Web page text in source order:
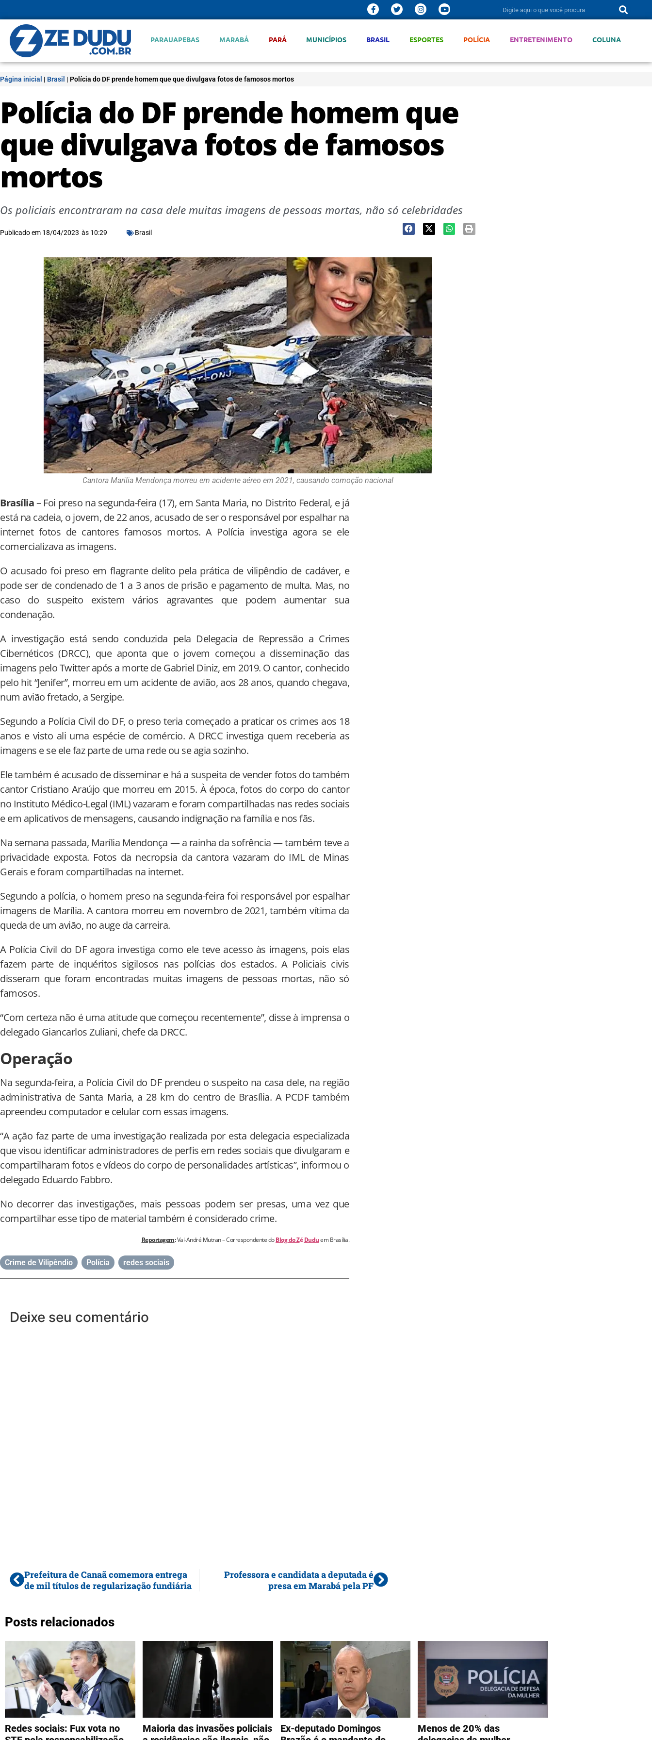
PARAUAPEBAS MARABÁ PARÁ MUNICÍPIOS BRASIL ESPORTES POLÍCIA ENTRETENIMENTO COLUNA
Página inicial | Brasil | Polícia do DF prende homem que que divulgava fotos de famosos mortos
Polícia do DF prende homem que
que divulgava fotos de famosos
mortos
Os policiais encontraram na casa dele muitas imagens de pessoas mortas, não só celebridades
Publicado em 18/04/2023 às 10:29 Brasil
Cantora Marilia Mendonça morreu em acidente aéreo em 2021, causando comoção nacional
Brasília– Foi preso na segunda-feira (17), em Santa Maria, no Distrito Federal, e já
está na cadeia, o jovem, de 22 anos, acusado de ser o responsável por espalhar na
internet fotos de cantores famosos mortos. A Polícia investiga agora se ele
comercializava as imagens.
O acusado foi preso em flagrante delito pela prática de vilipêndio de cadáver, e
pode ser de condenado de 1 a 3 anos de prisão e pagamento de multa. Mas, no
caso do suspeito existem vários agravantes que podem aumentar sua
condenação.
A investigação está sendo conduzida pela Delegacia de Repressão a Crimes
Cibernéticos (DRCC), que aponta que o jovem começou a disseminação das
imagens pelo Twitter após a morte de Gabriel Diniz, em 2019. O cantor, conhecido
pelo hit “Jenifer”, morreu em um acidente de avião, aos 28 anos, quando chegava,
num avião fretado, a Sergipe.
Segundo a Polícia Civil do DF, o preso teria começado a praticar os crimes aos 18
anos e visto ali uma espécie de comércio. A DRCC investiga quem receberia as
imagens e se ele faz parte de uma rede ou se agia sozinho.
Ele também é acusado de disseminar e há a suspeita de vender fotos do também
cantor Cristiano Araújo que morreu em 2015. À época, fotos do corpo do cantor
no Instituto Médico-Legal (IML) vazaram e foram compartilhadas nas redes sociais
e em aplicativos de mensagens, causando indignação na família e nos fãs.
Na semana passada, Marília Mendonça — a rainha da sofrência — também teve a
privacidade exposta. Fotos da necropsia da cantora vazaram do IML de Minas
Gerais e foram compartilhadas na internet.
Segundo a polícia, o homem preso na segunda-feira foi responsável por espalhar
imagens de Marília. A cantora morreu em novembro de 2021, também vítima da
queda de um avião, no auge da carreira.
A Polícia Civil do DF agora investiga como ele teve acesso às imagens, pois elas
fazem parte de inquéritos sigilosos nas polícias dos estados. A Policiais civis
disseram que foram encontradas muitas imagens de pessoas mortas, não só
famosos.
“Com certeza não é uma atitude que começou recentemente”, disse à imprensa o
delegado Giancarlos Zuliani, chefe da DRCC.
Operação
Na segunda-feira, a Polícia Civil do DF prendeu o suspeito na casa dele, na região
administrativa de Santa Maria, a 28 km do centro de Brasília. A PCDF também
apreendeu computador e celular com essas imagens.
“A ação faz parte de uma investigação realizada por esta delegacia especializada
que visou identificar administradores de perfis em redes sociais que divulgaram e
compartilharam fotos e vídeos do corpo de personalidades artísticas”, informou o
delegado Eduardo Fabbro.
No decorrer das investigações, mais pessoas podem ser presas, uma vez que
compartilhar esse tipo de material também é considerado crime.
Reportagem:Val-André Mutran – Correspondente doBlog do ZéDuduem Brasília.
Crime de Vilipêndio Polícia redes sociais
Deixe seu comentário
Prefeitura de Canaã comemora entrega
de mil títulos de regularização fundiária
Professora e candidata a deputada é
presa em Marabá pela PF
Posts relacionados
Redes sociais: Fux vota no
Maioria das invasões policiais
Ex-deputado Domingos
Menos de 20% das